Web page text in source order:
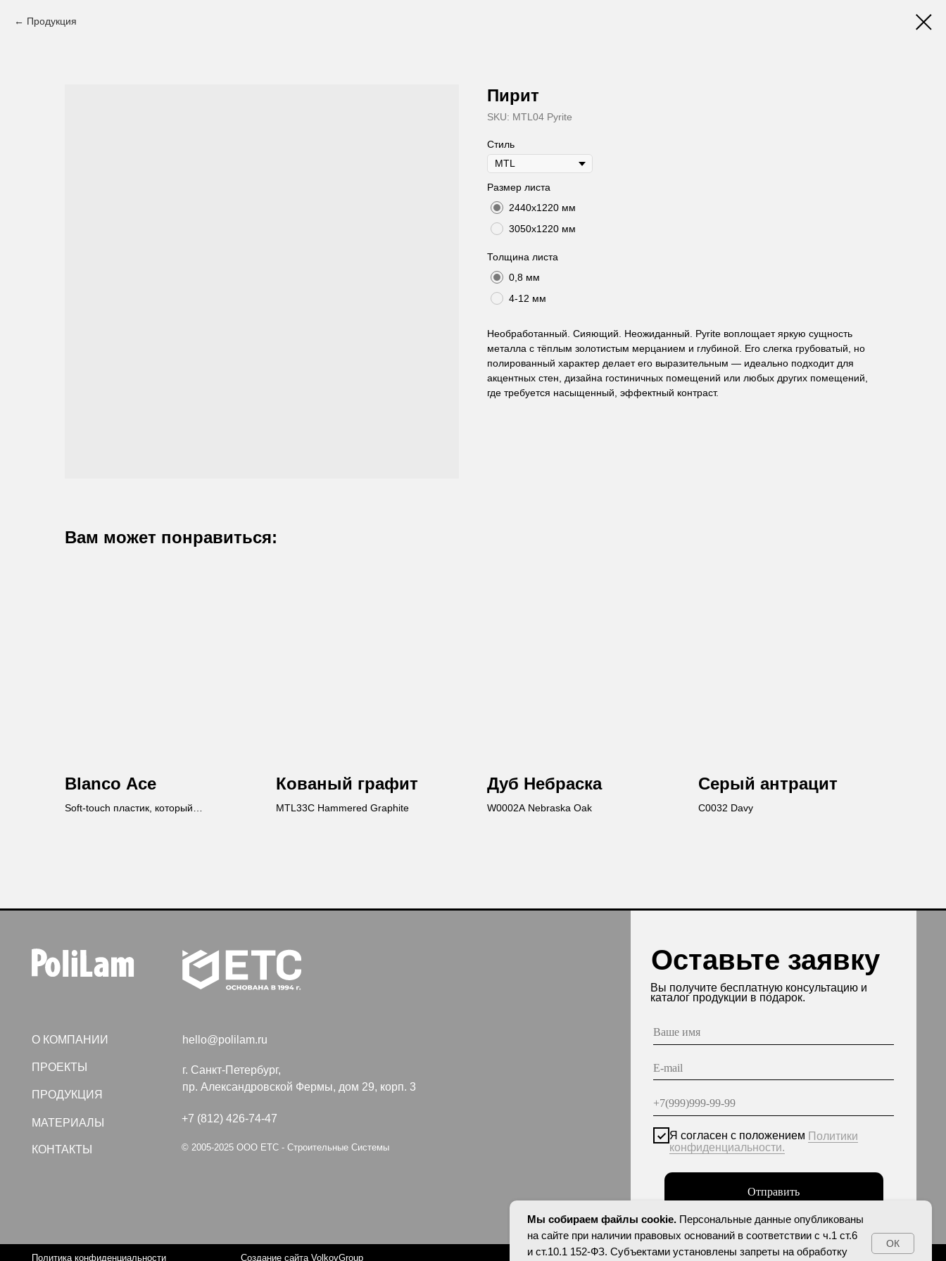
Продукция
Пирит
SKU: MTL04 Pyrite
Cтиль
Размер листа
2440х1220 мм
3050х1220 мм
Толщина листа
0,8 мм
4-12 мм
Необработанный. Сияющий. Неожиданный. Pyrite воплощает яркую сущность
металла с тёплым золотистым мерцанием и глубиной. Его слегка грубоватый, но
полированный характер делает его выразительным — идеально подходит для
акцентных стен, дизайна гостиничных помещений или любых других помещений,
где требуется насыщенный, эффектный контраст.
Вам может понравиться:
Blanco Ace
Soft-touch пластик, который
Кованый графит
MTL33C Hammered Graphite
Дуб Небраска
W0002A Nebraska Oak
Серый антрацит
C0032 Davy
ПРОДУКЦИЯ
ПРОЕКТЫ
г. Санкт-Петербург,
пр. Александровской Фермы, дом 29, корп. 3
Отправить
Создание сайта VolkovGroup
Политика конфиденциальности
Персональные данные опубликованы на сайте при наличии правовых
оснований в соответствии с ч.1 ст.6 и ст.10.1 152-ФЗ. Субъектами
установлены запреты на обработку неограниченных кругом лиц
опубликованных персональных данных.
Мы собираем файлы cookie. Персональные данные опубликованы
на сайте при наличии правовых оснований в соответствии с ч.1 ст.6
и ст.10.1 152-ФЗ. Субъектами установлены запреты на обработку
ОК